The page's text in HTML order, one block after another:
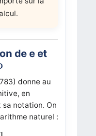
de eet
donne au
en
notation. On
naturel :
1,